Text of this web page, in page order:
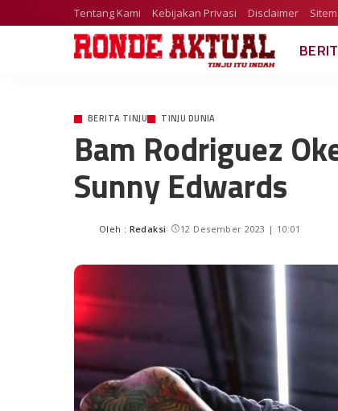
Tentang Kami Kebijakan Privasi Disclaimer
BERITA TINJU TINJU DUNIA
Bam Rodriguez
Sunny Edwards
Oleh : Redaksi 12 Desember 2023 | 10:01